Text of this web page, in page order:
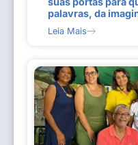
palavras, da
Leia Mais